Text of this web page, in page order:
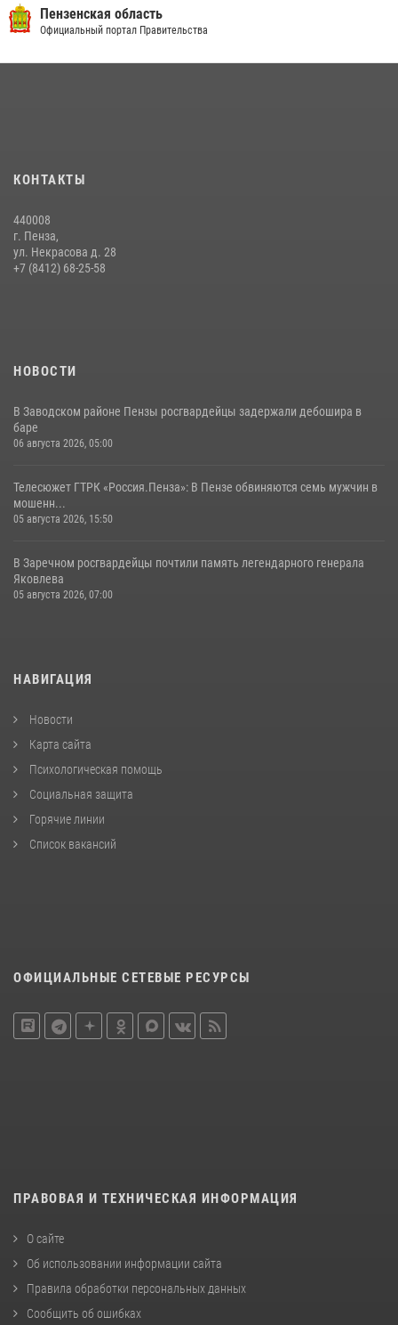
Пензенский спецназ Росгвардии готовит студентов к окружному
этапу «Зарницы 2.0» (видео)
Пучков посетил 55-й Всероссийский Лермонтовский праздник
11 июля 2026, 10:00
Сотрудники пензенского ОМОН «Страж» познакомили участников
Пензенская область
Официальный портал Правительства
КОНТАКТЫ
440008
г. Пенза,
ул. Некрасова д. 28
+7 (8412) 68-25-58
НОВОСТИ
В Заводском районе Пензы росгвардейцы задержали дебошира в
баре
06 августа 2026, 05:00
Телесюжет ГТРК «Россия.Пенза»: В Пензе обвиняются семь мужчин в
мошенн...
05 августа 2026, 15:50
В Заречном росгвардейцы почтили память легендарного генерала
Яковлева
05 августа 2026, 07:00
НАВИГАЦИЯ
Новости
Карта сайта
Психологическая помощь
Социальная защита
Горячие линии
Список вакансий
ОФИЦИАЛЬНЫЕ СЕТЕВЫЕ РЕСУРСЫ
ПРАВОВАЯ И ТЕХНИЧЕСКАЯ ИНФОРМАЦИЯ
О сайте
Об использовании информации сайта
Правила обработки персональных данных
Сообщить об ошибках